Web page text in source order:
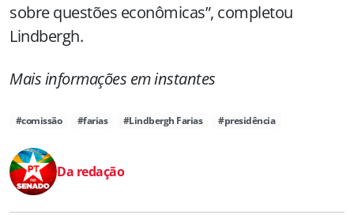
sobre questões econômicas”, completou
Lindbergh.
Mais informações em instantes
#comissão #farias #Lindbergh Farias #presidência
Da redação